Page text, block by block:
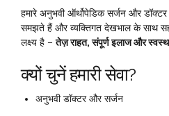
हमारे अनुभवी ऑर्थोपेडिक सर्जन और डॉक्टर
समझते हैं और व्यक्तिगत देखभाल के साथ
लक्ष्य है –तेज़ राहत, संपूर्ण इलाज और
क्यों चुनें हमारी सेवा?
अनुभवी डॉक्टर और सर्जन